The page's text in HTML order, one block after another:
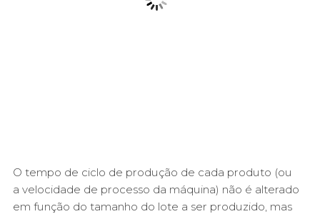
O tempo de ciclo de produção de cada produto (ou
a velocidade de processo da máquina) não é alterado
em função do tamanho do lote a ser produzido, mas